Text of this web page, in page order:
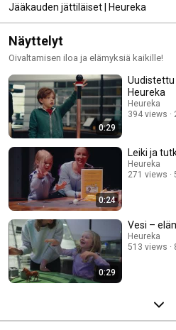
Jääkauden jättiläiset | Heureka
Näyttelyt
Oivaltamisen iloa ja elämyksiä kaikille!
0:29
Uudistettu
Heureka
Heureka
394 views
0:24
Leiki ja
Heureka
271 views
0:29
Vesi –
Heureka
513 views